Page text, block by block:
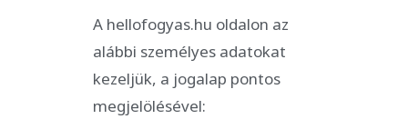
A hellofogyas.hu oldalon az
alábbi személyes adatokat
kezeljük, a jogalap pontos
megjelölésével: